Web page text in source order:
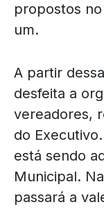
propostos
um.
A partir
desfeita a
vereadores,
do
está sendo
Municipal.
passará a